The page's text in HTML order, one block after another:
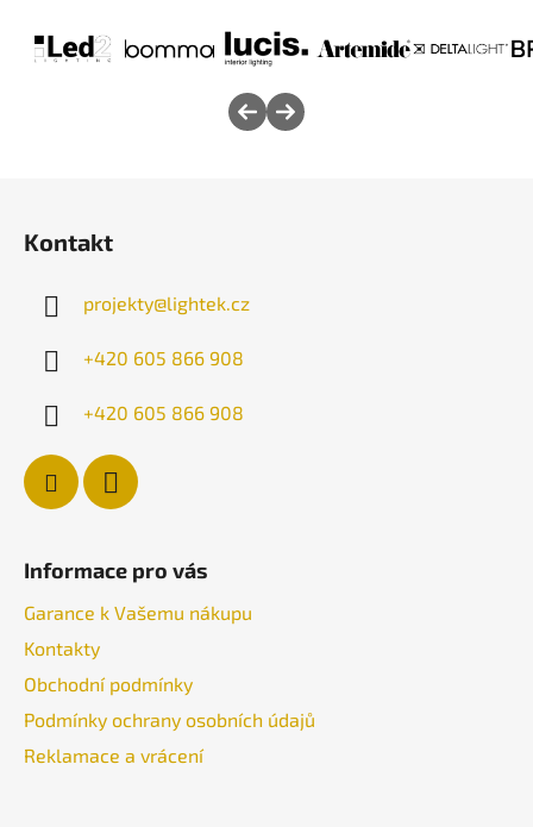
Kontakt
projekty@lightek.cz
+420 605 866 908
+420 605 866 908
Informace pro vás
Garance k Vašemu nákupu
Kontakty
Obchodní podmínky
Podmínky ochrany osobních údajů
Reklamace a vrácení